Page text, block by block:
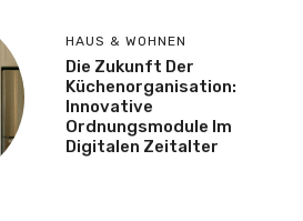
HAUS & WOHNEN
Die Zukunft Der
Küchenorganisation:
Innovative
Ordnungsmodule Im
Digitalen Zeitalter